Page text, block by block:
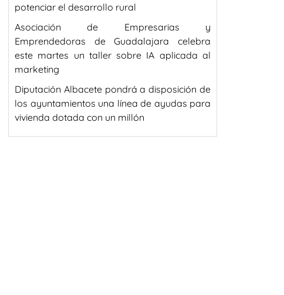
potenciar el desarrollo rural
Asociación de Empresarias y
Emprendedoras de Guadalajara celebra
este martes un taller sobre IA aplicada al
marketing
Diputación Albacete pondrá a disposición de
los ayuntamientos una línea de ayudas para
vivienda dotada con un millón